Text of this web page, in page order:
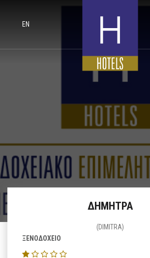
EN
ΔΗΜΗΤΡΑ
(DIMITRA)
ΞΕΝΟΔΟΧΕΙΟ